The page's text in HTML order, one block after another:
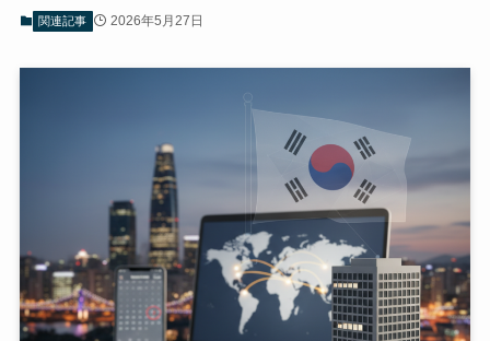
関連記事 2026年5月27日